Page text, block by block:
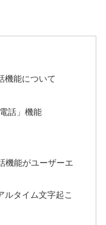
機能について
話」機能
機能がユーザーエ
ルタイム文字起こ